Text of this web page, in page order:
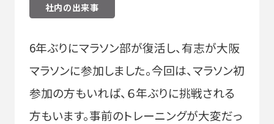
社内の出来事
6年ぶりにマラソン部が復活し、有志が大阪
マラソンに参加しました。今回は、マラソン初
参加の方もいれば、６年ぶりに挑戦される
方もいます。事前のトレーニングが大変だっ